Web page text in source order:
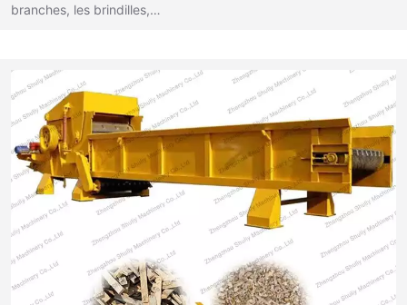
branches, les brindilles,…